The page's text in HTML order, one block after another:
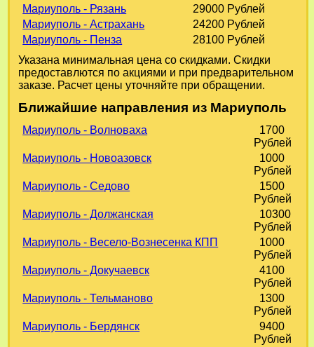
Мариуполь - Рязань
29000 Рублей
Мариуполь - Астрахань
24200 Рублей
Мариуполь - Пенза
28100 Рублей
Указана минимальная цена со скидками. Скидки
предоставлются по акциями и при предварительном
заказе. Расчет цены уточняйте при обращении.
Ближайшие направления из Мариуполь
Мариуполь - Волноваха
1700
Рублей
Мариуполь - Новоазовск
1000
Рублей
Мариуполь - Седово
1500
Рублей
Мариуполь - Должанская
10300
Рублей
Мариуполь - Весело-Вознесенка КПП
1000
Рублей
Мариуполь - Докучаевск
4100
Рублей
Мариуполь - Тельманово
1300
Рублей
Мариуполь - Бердянск
9400
Рублей